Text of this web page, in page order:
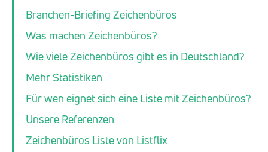
Branchen-Briefing Zeichenbüros
Was machen Zeichenbüros?
Wie viele Zeichenbüros gibt es in Deutschland?
Mehr Statistiken
Für wen eignet sich eine Liste mit Zeichenbüros?
Unsere Referenzen
Zeichenbüros Liste von Listflix